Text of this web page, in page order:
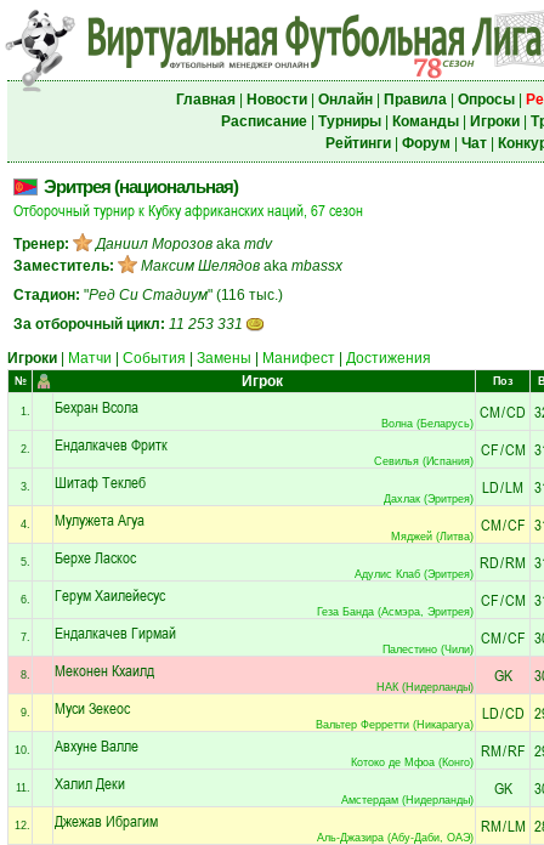
Главная| Новости| Онлайн| Правила| Опросы|
Расписание| Турниры| Команды| Игроки|
Рейтинги| Форум Чат|
Эритрея (национальная)
Отборочный турнир к Кубку африканских наций, 67 сезон
Тренер: Даниил Морозов aka mdv
Заместитель:
Максим Шелядов aka mbassx
Стадион: "Ред Си Стадиум" (116 тыс.)
За отборочный цикл: 11 253 331
Игроки
Матчи События Замены Манифест Достижения
№ Игрок Поз
1. Бехран Всола
Волна (Беларусь)
CM/CD
2. Ендалкачев Фритк
Севилья (Испания)
CF/CM
3. Шитаф Теклеб
Дахлак (Эритрея)
LD/LM
4. Мулужета Агуа
Мяджей (Литва)
CM/CF
5. Берхе Ласкос
Адулис Клаб (Эритрея)
RD/RM
6. Герум Хаилейесус
Геза Банда (Асмэра, Эритрея)
CF/CM
7. Ендалкачев Гирмай
Палестино (Чили)
CM/CF
8. Меконен Кхаилд
НАК (Нидерланды)
GK
9. Муси Зекеос
Вальтер Ферретти (Никарагуа)
LD/CD
10. Авхуне Валле
Котоко де Мфоа (Конго)
RM/RF
11. Халил Деки
Амстердам (Нидерланды)
GK
12. Джежав Ибрагим
Аль-Джазира (Абу-Даби, ОАЭ)
RM/LM